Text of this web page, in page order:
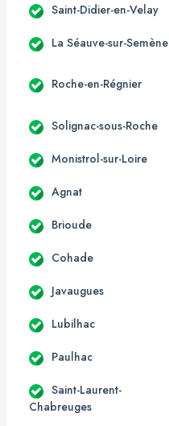
Saint-Didier-en-Velay
La Séauve-sur-Semène
Roche-en-Régnier
Solignac-sous-Roche
Monistrol-sur-Loire
Agnat
Brioude
Cohade
Javaugues
Lubilhac
Paulhac
Saint-Laurent-
Chabreuges